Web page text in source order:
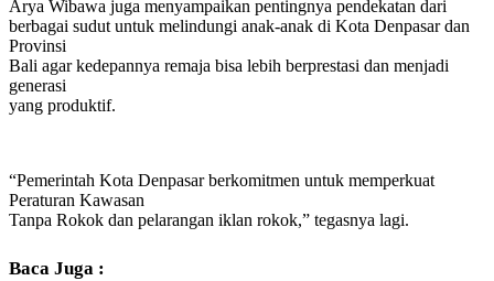
Arya Wibawa juga menyampaikan pentingnya pendekatan dari
berbagai sudut untuk melindungi anak-anak di Kota Denpasar dan
Provinsi
Bali agar kedepannya remaja bisa lebih berprestasi dan menjadi
generasi
yang produktif.
“Pemerintah Kota Denpasar berkomitmen untuk memperkuat
Peraturan Kawasan
Tanpa Rokok dan pelarangan iklan rokok,” tegasnya lagi.
Baca Juga :